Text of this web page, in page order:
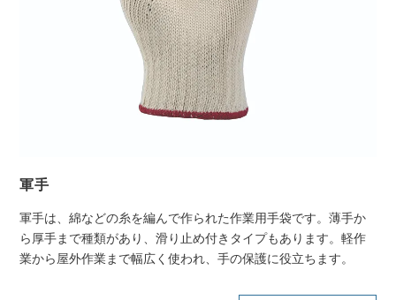
軍手
軍手は、綿などの糸を編んで作られた作業用手袋です。薄手か
ら厚手まで種類があり、滑り止め付きタイプもあります。軽作
業から屋外作業まで幅広く使われ、手の保護に役立ちます。